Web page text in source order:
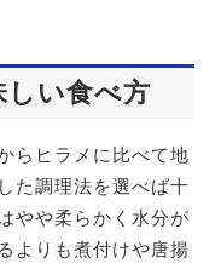
い食べ方
らヒラメに比べて地
た調理法を選べば十
やや柔らかく水分が
よりも煮付けや唐揚